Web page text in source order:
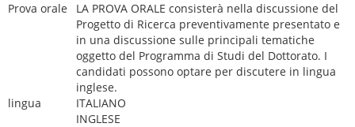
Prova orale
LA PROVA ORALE consisterà nella discussione del
Progetto di Ricerca preventivamente presentato e
in una discussione sulle principali tematiche
oggetto del Programma di Studi del Dottorato. I
candidati possono optare per discutere in lingua
inglese.
lingua
ITALIANO
INGLESE